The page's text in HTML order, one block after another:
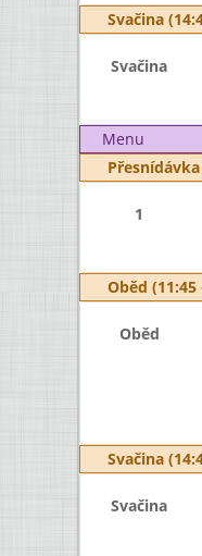
Svačina
Svačina
Menu
1
Oběd (11:45
Oběd
Svačina
Svačina